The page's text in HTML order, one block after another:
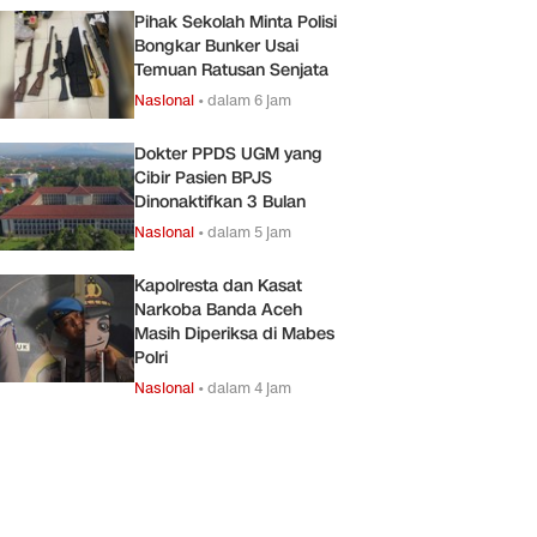
Pihak Sekolah Minta Polisi
Bongkar Bunker Usai
Temuan Ratusan Senjata
Nasional •dalam 6 jam
Dokter PPDS UGM yang
Cibir Pasien BPJS
Dinonaktifkan 3 Bulan
Nasional •dalam 5 jam
Kapolresta dan Kasat
Narkoba Banda Aceh
Masih Diperiksa di Mabes
Polri
Nasional •dalam 4 jam